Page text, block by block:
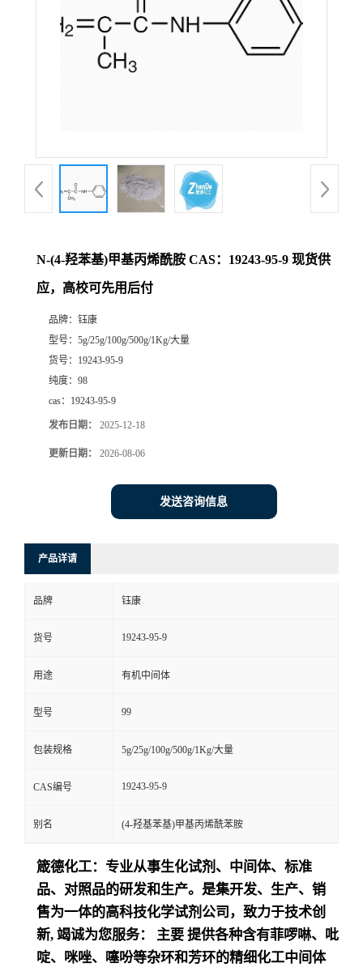
N-(4-羟苯基)甲基丙烯酰胺 CAS：19243-95-9 现货供
应，高校可先用后付
品牌： 钰康
型号： 5g/25g/100g/500g/1Kg/大量
货号： 19243-95-9
纯度： 98
cas： 19243-95-9
发布日期： 2025-12-18
更新日期： 2026-08-06
发送咨询信息
产品详请
品牌 钰康
货号 19243-95-9
用途 有机中间体
型号 99
包装规格 5g/25g/100g/500g/1Kg/大量
CAS编号 19243-95-9
别名 (4-羟基苯基)甲基丙烯酰苯胺
箴德化工：专业从事生化试剂、中间体、标准
品、对照品的研发和生产。是集开发、生产、销
售为一体的高科技化学试剂公司，致力于技术创
新, 竭诚为您服务： 主要 提供各种含有菲啰啉、吡
啶、咪唑、噻吩等杂环和芳环的精细化工中间体